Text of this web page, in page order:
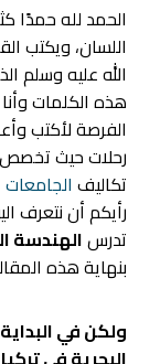
الحمد لله حمدًا
اللسان، ويكتب
الله عليه وسلم
هذه الكلمات
الفرصة لأكتب
رحلات حيث تخصص
تكاليف
رأيكم أن نتعرف
تدرسالهندسة
بنهاية هذه
ولكن في